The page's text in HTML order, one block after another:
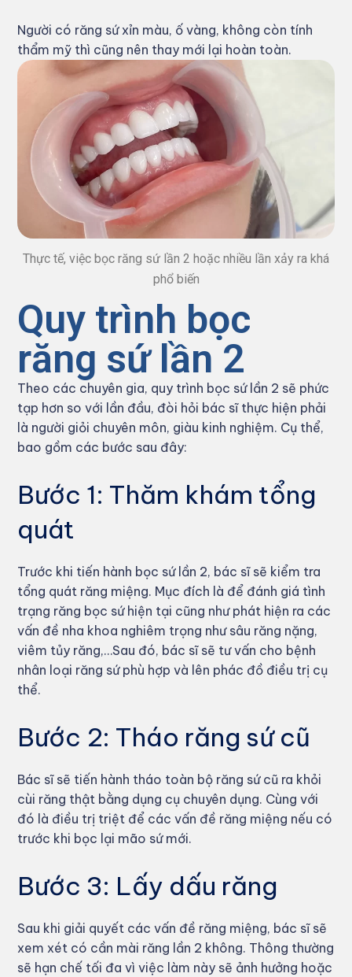
Người có răng sứ xỉn màu, ố vàng, không còn tính
thẩm mỹ thì cũng nên thay mới lại hoàn toàn.
Thực tế, việc bọc răng sứ lần 2 hoặc nhiều lần xảy ra khá
phổ biến
Quy trình bọc
răng sứ lần 2
Theo các chuyên gia, quy trình bọc sứ lần 2 sẽ phức
tạp hơn so với lần đầu, đòi hỏi bác sĩ thực hiện phải
là người giỏi chuyên môn, giàu kinh nghiệm. Cụ thể,
bao gồm các bước sau đây:
Bước 1: Thăm khám tổng
quát
Trước khi tiến hành bọc sứ lần 2, bác sĩ sẽ kiểm tra
tổng quát răng miệng. Mục đích là để đánh giá tình
trạng răng bọc sứ hiện tại cũng như phát hiện ra các
vấn đề nha khoa nghiêm trọng như sâu răng nặng,
viêm tủy răng,…Sau đó, bác sĩ sẽ tư vấn cho bệnh
nhân loại răng sứ phù hợp và lên phác đồ điều trị cụ
thể.
Bước 2: Tháo răng sứ cũ
Bác sĩ sẽ tiến hành tháo toàn bộ răng sứ cũ ra khỏi
cùi răng thật bằng dụng cụ chuyên dụng. Cùng với
đó là điều trị triệt để các vấn đề răng miệng nếu có
trước khi bọc lại mão sứ mới.
Bước 3: Lấy dấu răng
Sau khi giải quyết các vấn đề răng miệng, bác sĩ sẽ
xem xét có cần mài răng lần 2 không. Thông thường
sẽ hạn chế tối đa vì việc làm này sẽ ảnh hưởng hoặc